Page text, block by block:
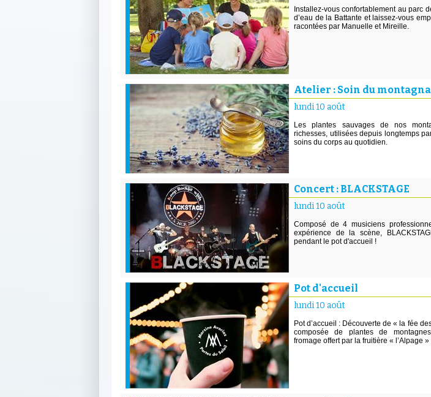
Installez-vous confortablement au parc
d’eau de la Battante et laissez-vous
racontées par Manuelle et Mireille.
Atelier : Soin du
lundi 10 août
Les plantes sauvages de nos
richesses, utilisées depuis longtemps
soins du corps au quotidien.
Concert : BLACKSTAGE
lundi 10 août
Composé de 4 musiciens
expérience de la scène,
pendant le pot d'accueil !
Pot d'accueil
lundi 10 août
Pot d’accueil : Découverte de « la fée
composée de plantes de
fromage offert par la fruitière « l’Alpage »